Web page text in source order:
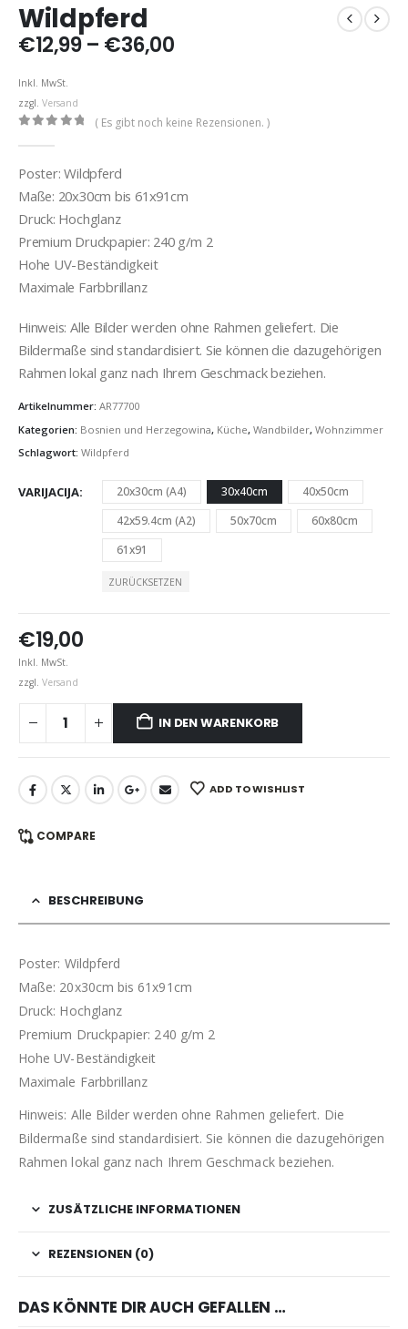
Wildpferd
€12,99 – €36,00Preisspanne:
Inkl. MwSt.
zzgl. Versand
( Es gibt noch keine Rezensionen. )
Poster: Wildpferd
Maße: 20x30cm bis 61x91cm
Druck: Hochglanz
Premium Druckpapier: 240 g/m 2
Hohe UV-Beständigkeit
Maximale Farbbrillanz
Hinweis: Alle Bilder werden ohne Rahmen geliefert. Die
Bildermaße sind standardisiert. Sie können die dazugehörigen
Rahmen lokal ganz nach Ihrem Geschmack beziehen.
Artikelnummer: AR77700
Kategorien: Bosnien und Herzegowina, Küche, Wandbilder, Wohnzimmer
Schlagwort: Wildpferd
VARIJACIJA 20x30cm (A4) 30x40cm
40x50cm
42x59.4cm (A2)
50x70cm
60x80cm
61x91
ZURÜCKSETZEN
€19,00
Inkl. MwSt.
zzgl. Versand
IN DEN WARENKORB
ADD TO WISHLIST
COMPARE
BESCHREIBUNG
Poster: Wildpferd
Maße: 20x30cm bis 61x91cm
Druck: Hochglanz
Premium Druckpapier: 240 g/m 2
Hohe UV-Beständigkeit
Maximale Farbbrillanz
Hinweis: Alle Bilder werden ohne Rahmen geliefert. Die
Bildermaße sind standardisiert. Sie können die dazugehörigen
Rahmen lokal ganz nach Ihrem Geschmack beziehen.
ZUSÄTZLICHE INFORMATIONEN
REZENSIONEN (0)
DAS KÖNNTE DIR AUCH GEFALLEN …